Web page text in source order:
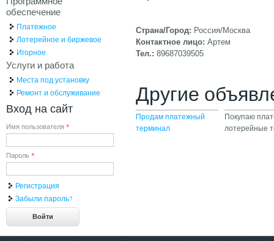
Страна/Город: Россия/Москва
Контактное лицо: Артем
Тел.: 89687039505
Другие
Продам платежный
терминал
Покупаю
лотерейные
обеспечение
Платежное
Лотерейное и биржевое
Игорное
Услуги и работа
Места под установку
Ремонт и обслуживание
Вход на сайт
Имя пользователя *
Пароль *
Регистрация
Забыли пароль?